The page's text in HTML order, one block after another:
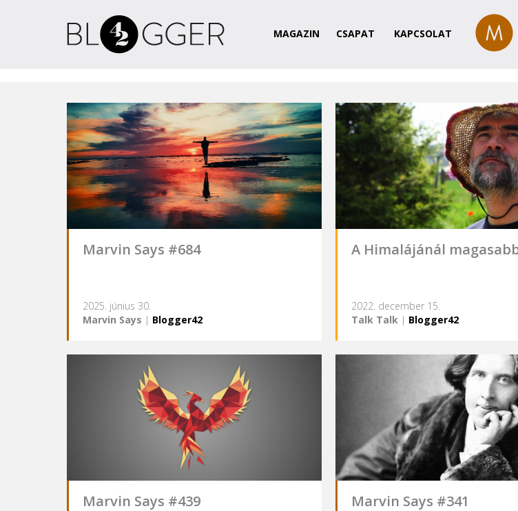
MAGAZIN CSAPAT KAPCSOLAT
Marvin Says #684
2025. június 30.
Marvin Says | Blogger42
A Himalájánál
2022. december 15.
Talk Talk | Blogger42
Marvin Says #439 Marvin Says #341